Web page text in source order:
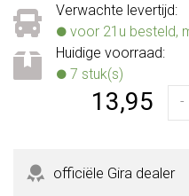
Verwachte levertijd:
voor 21u besteld,
Huidige voorraad:
7 stuk(s)
13,95 -
officiële Gira dealer